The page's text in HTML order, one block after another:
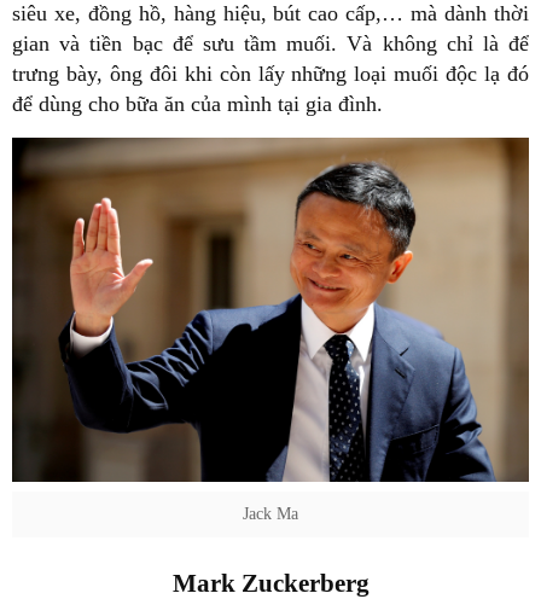
siêu xe, đồng hồ, hàng hiệu, bút cao cấp,… mà dành thời
gian và tiền bạc để sưu tầm muối. Và không chỉ là để
trưng bày, ông đôi khi còn lấy những loại muối độc lạ đó
để dùng cho bữa ăn của mình tại gia đình.
Jack Ma
Mark Zuckerberg